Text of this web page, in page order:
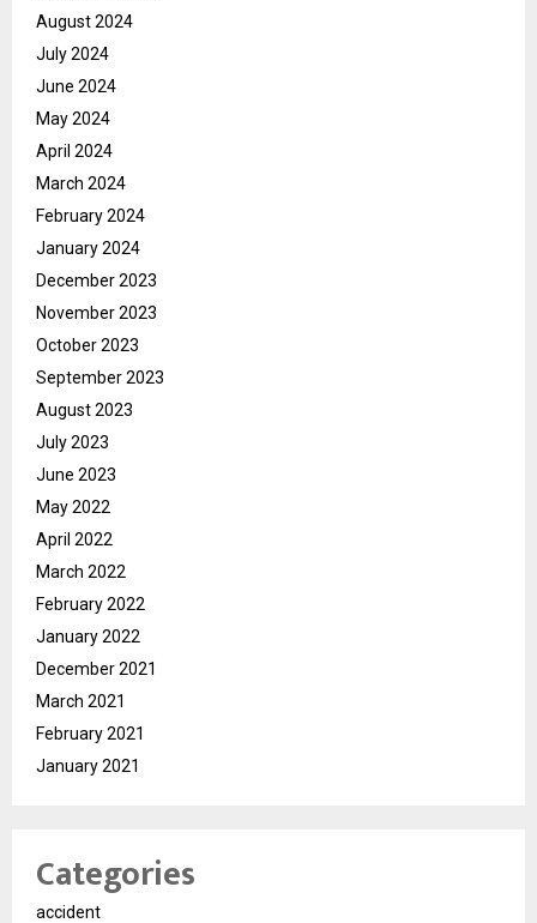
August 2024
July 2024
June 2024
May 2024
April 2024
March 2024
February 2024
January 2024
December 2023
November 2023
October 2023
September 2023
August 2023
July 2023
June 2023
May 2022
April 2022
March 2022
February 2022
January 2022
December 2021
March 2021
February 2021
January 2021
Categories
accident